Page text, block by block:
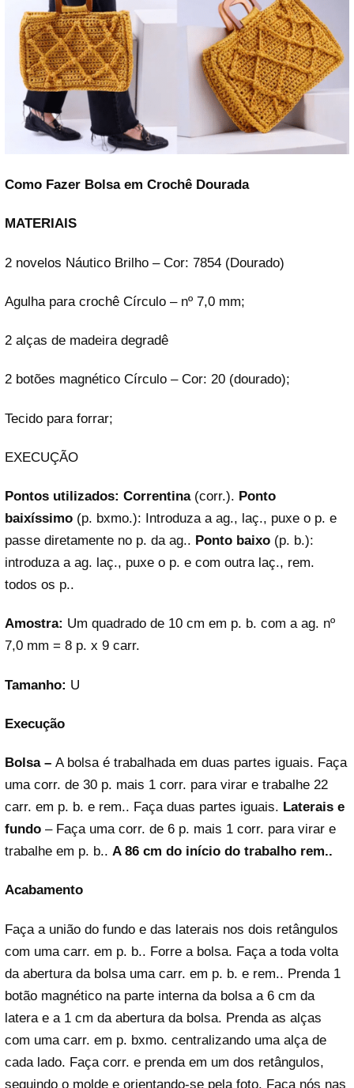
Como Fazer Bolsa em Crochê Dourada
MATERIAIS
2 novelos Náutico Brilho – Cor: 7854 (Dourado)
Agulha para crochê Círculo – nº 7,0 mm;
2 alças de madeira degradê
2 botões magnético Círculo – Cor: 20 (dourado);
Tecido para forrar;
EXECUÇÃO
Pontos utilizados: Correntina (corr.). Ponto
baixíssimo (p. bxmo.): Introduza a ag., laç., puxe o p. e
passe diretamente no p. da ag.. Ponto baixo (p. b.):
introduza a ag. laç., puxe o p. e com outra laç., rem.
todos os p..
Amostra: Um quadrado de 10 cm em p. b. com a ag. nº
7,0 mm = 8 p. x 9 carr.
Tamanho: U
Execução
Bolsa – A bolsa é trabalhada em duas partes iguais. Faça
uma corr. de 30 p. mais 1 corr. para virar e trabalhe 22
carr. em p. b. e rem.. Faça duas partes iguais. Laterais e
fundo – Faça uma corr. de 6 p. mais 1 corr. para virar e
trabalhe em p. b.. A 86 cm do início do trabalho rem..
Acabamento
Faça a união do fundo e das laterais nos dois retângulos
com uma carr. em p. b.. Forre a bolsa. Faça a toda volta
da abertura da bolsa uma carr. em p. b. e rem.. Prenda 1
botão magnético na parte interna da bolsa a 6 cm da
latera e a 1 cm da abertura da bolsa. Prenda as alças
com uma carr. em p. bxmo. centralizando uma alça de
cada lado. Faça corr. e prenda em um dos retângulos,
seguindo o molde e orientando-se pela foto. Faça nós nas